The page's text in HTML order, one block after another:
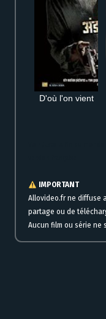
D'où l'on vient
IMPORTANT
Allovideo.fr ne diffuse
partage ou de
Aucun film ou série ne